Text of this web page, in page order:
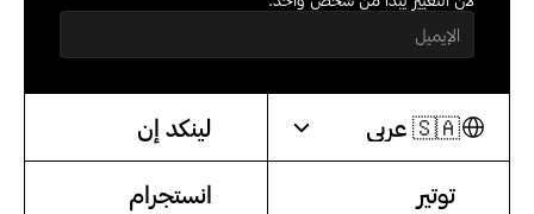
🇸🇦 عربي لينكد إن
توتير انستجرام